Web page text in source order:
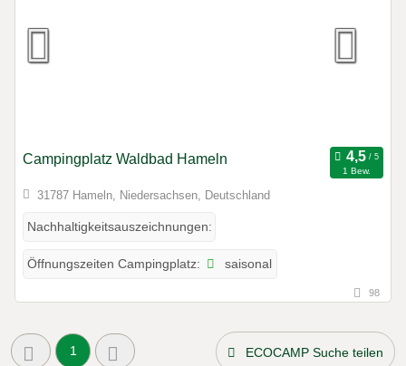
Campingplatz Waldbad Hameln
1 Bew.
31787 Hameln, Niedersachsen, Deutschland
Nachhaltigkeitsauszeichnungen:
Öffnungszeiten Campingplatz: saisonal
98
1 ECOCAMP Suche teilen